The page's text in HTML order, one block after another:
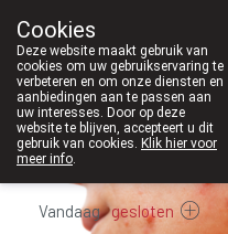
011/
Vandaag gesloten
Cookies
Deze website maakt gebruik van
cookies om uw gebruikservaring te
verbeteren en om onze diensten en
aanbiedingen aan te passen aan
uw interesses. Door op deze
website te blijven, accepteert u dit
gebruik van cookies. Klik hier voor
meer info.